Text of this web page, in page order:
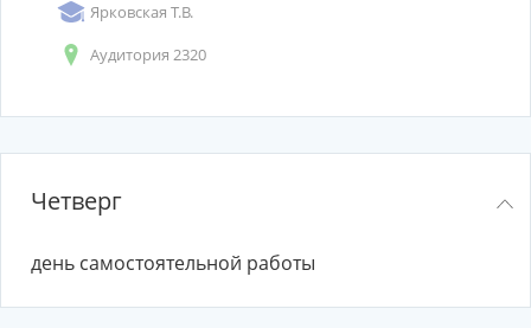
Ярковская Т.В.
Аудитория 2320
Четверг
день самостоятельной работы